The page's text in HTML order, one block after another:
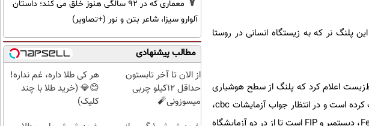
پلنگ نر که به زیستگاه انسانی در روستا
اعلام کرد که پلنگ از سطح هوشیاری
کافی برخوردار نیست و پس از آزمایش خون سرم تراپی و آنتی بیوتیک تراپی دریافت کرده است و در انتظار جواب آزمایشات cbc،
بیوشیمیایی و همچنین بررسیهای مولکولی (PCR) برای تشخیص بیماری‌های FeLv، FIV، دیستمپر و FIP است تا از در دو آزمایشگاه
معماری که در 92 سالگی هنوز خلق می کند؛ داستان
آلوارو سیزا، شاعر بتن و نور (+تصاویر)
مطالب پیشنهادی
از الان تا آخر تابستون
حداقل 12کیلو چربی
میسوزونی🧨
هر کی طلا داره، غم نداره!
😊💎 (خرید طلا با چند
کلیک)